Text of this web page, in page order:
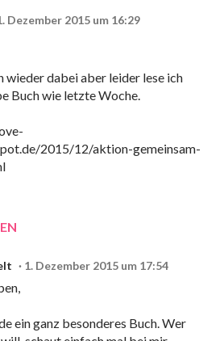
Dezember 2015 um 16:29
wieder dabei aber leider lese ich
Buch wie letzte Woche.
2015/12/aktion-gemeinsam-
1. Dezember 2015 um 17:54
ein ganz besonderes Buch. Wer